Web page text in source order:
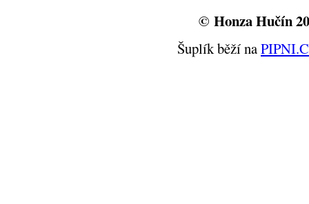
© Honza Hučín
Šuplík běží na